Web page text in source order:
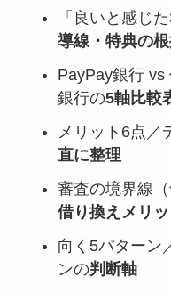
「良いと感じ
導線・特典の
PayPay銀行 vs
銀行の5軸比較
メリット6点／
直に整理
審査の境界線
借り換えメリ
向く5パターン
ンの判断軸